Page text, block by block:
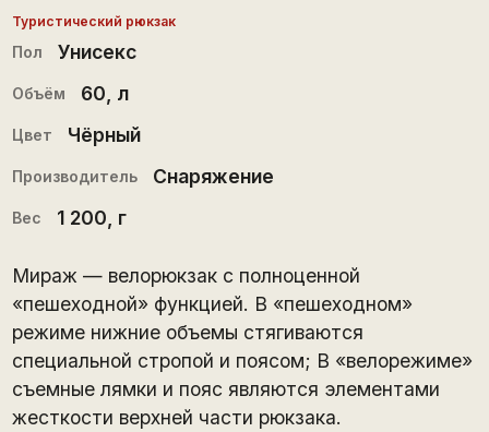
Туристический рюкзак
Пол Унисекс
Объём 60 , л
Цвет Чёрный
Производитель Снаряжение
Вес 1 200 , г
Мираж — велорюкзак с полноценной
«пешеходной» функцией. В «пешеходном»
режиме нижние объемы стягиваются
специальной стропой и поясом; В «велорежиме»
съемные лямки и пояс являются элементами
жесткости верхней части рюкзака.